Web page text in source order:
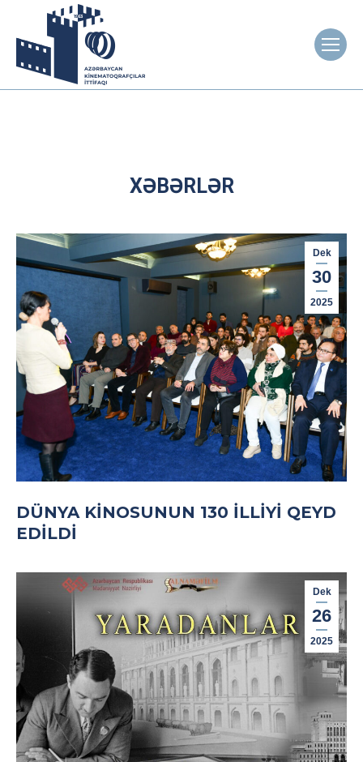
XƏBƏRLƏR
Dek
30
2025
DÜNYA KINOSUNUN 130 ILLIYI QEYD
EDILDI
Dek
26
2025